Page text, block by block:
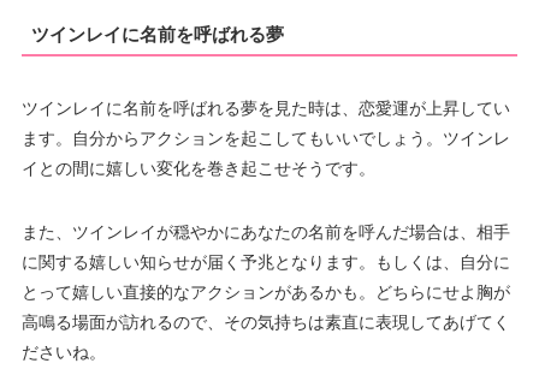
ツインレイに名前を呼ばれる夢
ツインレイに名前を呼ばれる夢を見た時は、恋愛運が上昇してい
ます。自分からアクションを起こしてもいいでしょう。ツインレ
イとの間に嬉しい変化を巻き起こせそうです。
また、ツインレイが穏やかにあなたの名前を呼んだ場合は、相手
に関する嬉しい知らせが届く予兆となります。もしくは、自分に
とって嬉しい直接的なアクションがあるかも。どちらにせよ胸が
高鳴る場面が訪れるので、その気持ちは素直に表現してあげてく
ださいね。